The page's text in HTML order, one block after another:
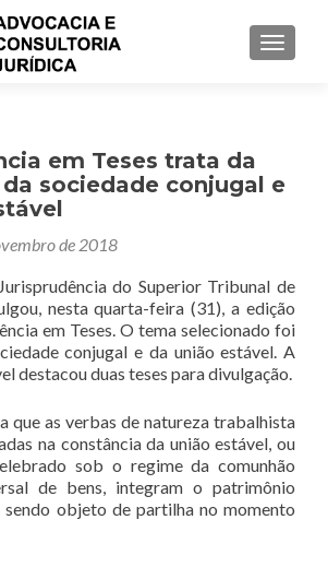
MENU
em Teses trata da
sociedade conjugal e
de 2018
do Superior Tribunal de
nesta quarta-feira (31), a edição
em Teses. O tema selecionado foi
conjugal e da união estável. A
destacou duas teses para divulgação.
que as verbas de natureza trabalhista
na constância da união estável, ou
sob o regime da comunhão
de bens, integram o patrimônio
sendo objeto de partilha no momento